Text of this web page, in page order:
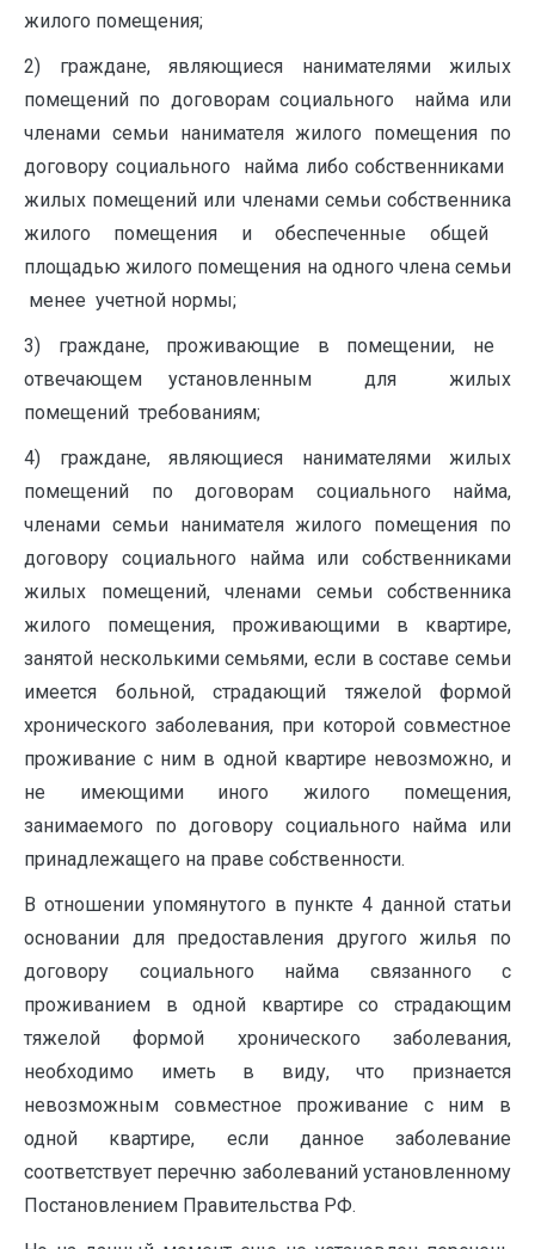
жилого помещения;
2) граждане, являющиеся ‏ㅤнанимателями ‏ㅤжилых
договору социального ‏ㅤ найма либо собственниками ‏ㅤ
жилых помещений или членами ‏ㅤсемьи собственника
жилого помещения и обеспеченные общей ‏ㅤ
площадью жилого помещения ‏ㅤна одного члена семьи
‏ㅤ менее ‏ㅤ учетной нормы;
3) граждане, проживающие в помещении, не ‏ㅤ
отвечающем установленным ‏ㅤ для ‏ㅤ жилых
помещений ‏ㅤ требованиям;
4) граждане, являющиеся нанимателями жилых
помещений по договорам социального найма,
членами семьи нанимателя жилого помещения по
договору социального найма или собственниками
жилых помещений, членами семьи собственника
жилого помещения, проживающими в квартире,
занятой несколькими семьями, если в составе семьи
имеется больной, страдающий тяжелой формой
хронического заболевания, при которой совместное
проживание с ним в одной квартире невозможно, и
не имеющими иного жилого помещения,
занимаемого по договору социального найма или
принадлежащего на праве собственности.
В отношении упомянутого в пункте 4 данной статьи
основании для предоставления другого жилья по
договору социального найма связанного с
проживанием в одной квартире со страдающим
тяжелой формой хронического заболевания,
необходимо иметь в виду, что признается
невозможным совместное проживание с ним в
одной квартире, если данное заболевание
соответствует перечню заболеваний установленному
Постановлением Правительства РФ.